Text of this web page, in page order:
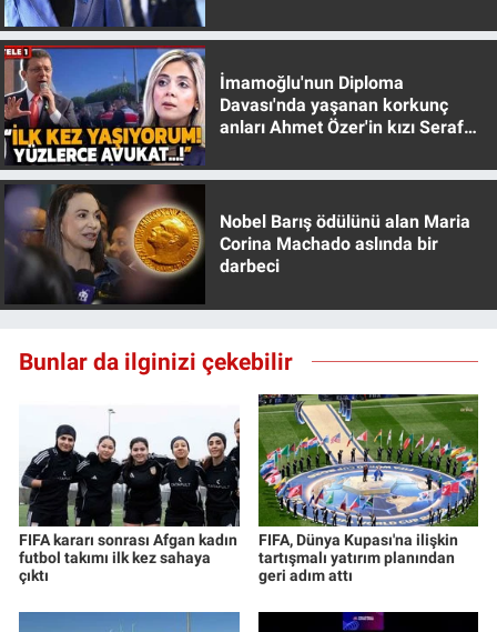
İmamoğlu'nun Diploma
Davası'nda yaşanan korkunç
anları Ahmet Özer'in kızı Seraf
Nobel Barış ödülünü alan Maria
Corina Machado aslında bir
darbeci
Bunlar da ilginizi çekebilir
FIFA kararı sonrası Afgan kadın
futbol takımı ilk kez sahaya
çıktı
FIFA, Dünya Kupası'na ilişkin
tartışmalı yatırım planından
geri adım attı
Türkiye'nin Gündemi
Yerel Gündem
Yerel Yaşam
Canlı Yayın